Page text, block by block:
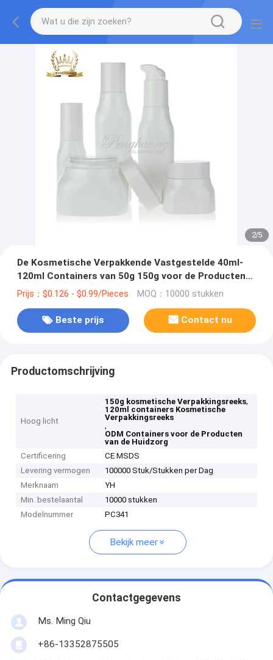
2/5
De Kosmetische Verpakkende Vastgestelde 40ml-
120ml Containers van 50g 150g voor de Producten
van de Huidzorg
Prijs：$0.126 - $0.99/Pieces MOQ：10000 stukken
Beste prijs Contact nu
Productomschrijving
Hoog licht
150g kosmetische Verpakkingsreeks,
120ml containers Kosmetische
Verpakkingsreeks
,
ODM Containers voor de Producten
van de Huidzorg
Certificering
CE MSDS
Levering vermogen
100000 Stuk/Stukken per Dag
Merknaam
YH
Min. bestelaantal
10000 stukken
Modelnummer
PC341
Bekijk meer
Contactgegevens
Ms. Ming Qiu
+86-13352875505